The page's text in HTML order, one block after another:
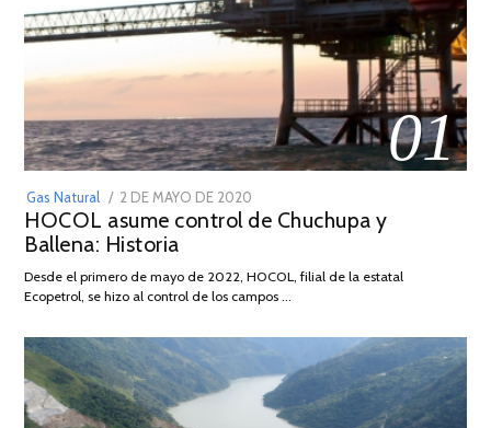
01
Gas Natural
POSTED
ON
2 DE MAYO DE 2020
DE
2026
HOCOL asume control de Chuchupa y
Ballena: Historia
Desde el primero de mayo de 2022, HOCOL, filial de la estatal
Ecopetrol, se hizo al control de los campos …